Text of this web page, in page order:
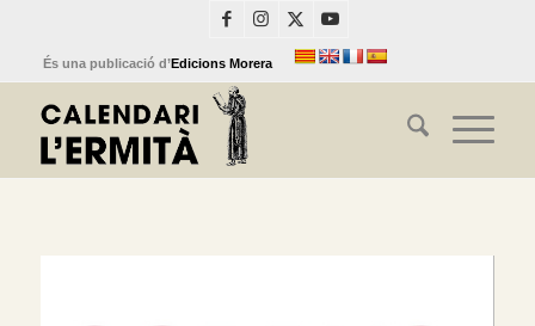
És una publicació d’Edicions Morera